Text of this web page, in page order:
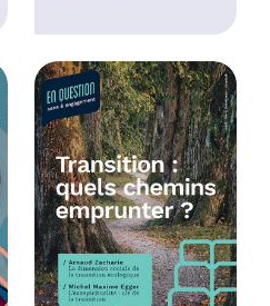
a
g
e
d
e
p
r
i
x